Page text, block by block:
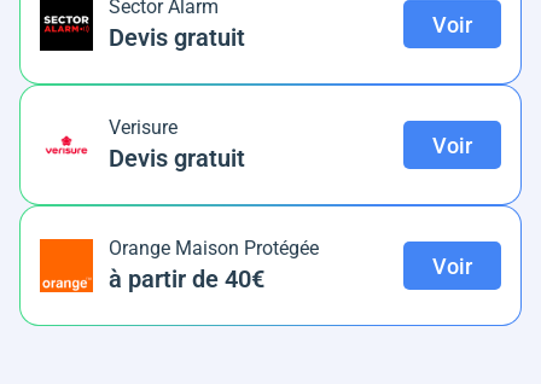
Sector Alarm
Devis gratuit Voir
Verisure
Devis gratuit Voir
Orange Maison Protégée
à partir de 40€ Voir